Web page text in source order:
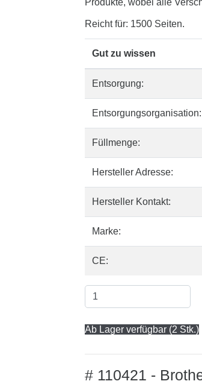
Produkte, wobei alle
Reicht für: 1500 Seiten.
Gut zu wissen
Entsorgung:
Entsorgungsorganisation:
Füllmenge:
Hersteller Adresse:
Hersteller Kontakt:
Marke:
CE:
Ab Lager verfügbar (2 Stk.)
# 110421 -